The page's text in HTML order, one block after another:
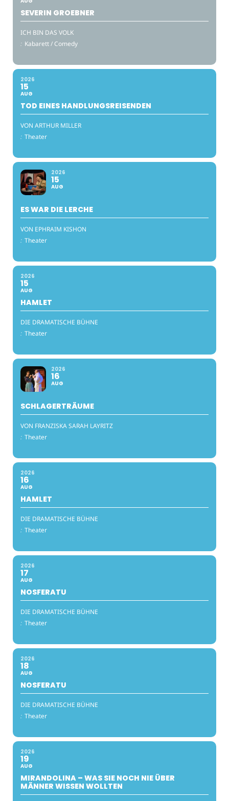
SEVERIN GROEBNER
ICH BIN DAS VOLK
: Kabarett / Comedy
2026
15
AUG
TOD EINES HANDLUNGSREISENDEN
VON ARTHUR MILLER
: Theater
2026
15
AUG
ES WAR DIE LERCHE
VON EPHRAIM KISHON
: Theater
2026
15
AUG
HAMLET
DIE DRAMATISCHE BÜHNE
: Theater
2026
16
AUG
SCHLAGERTRÄUME
VON FRANZISKA SARAH LAYRITZ
: Theater
2026
16
AUG
HAMLET
DIE DRAMATISCHE BÜHNE
: Theater
2026
17
AUG
NOSFERATU
DIE DRAMATISCHE BÜHNE
: Theater
2026
18
AUG
NOSFERATU
DIE DRAMATISCHE BÜHNE
: Theater
2026
19
AUG
MIRANDOLINA – WAS SIE NOCH NIE ÜBER
MÄNNER WISSEN WOLLTEN